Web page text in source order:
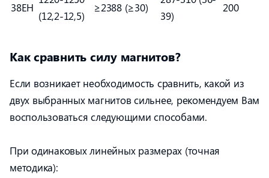
38EH
(12,2-12,5)
≥2388 (≥30)
39)
200
Как сравнить силу магнитов?
Если возникает необходимость сравнить, какой из
двух выбранных магнитов сильнее, рекомендуем Вам
воспользоваться следующими способами.
При одинаковых линейных размерах (точная
методика):